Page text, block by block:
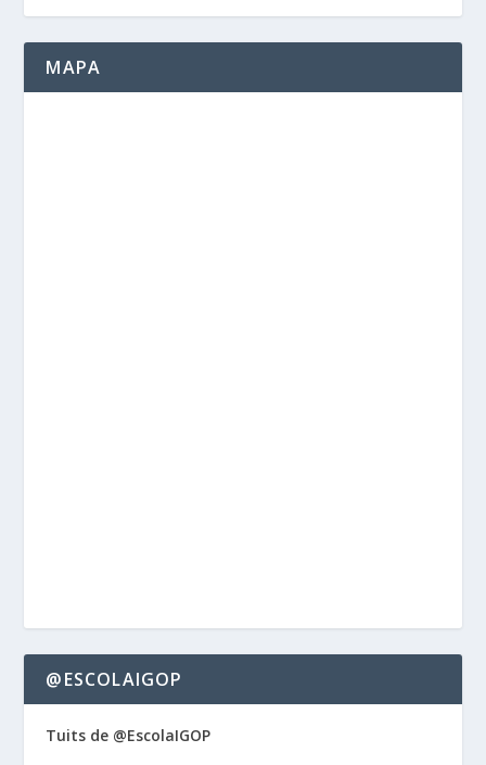
MAPA
@ESCOLAIGOP
Tuits de @EscolaIGOP